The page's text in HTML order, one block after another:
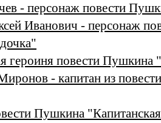
- персонаж повести
Иванович - персонаж
героиня повести Пушкина
- капитан из
Пушкина